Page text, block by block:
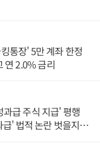
통장' 5만 계좌 한정
연 2.0% 금리
급 주식 지급' 평행
' 법적 논란 벗을지 주